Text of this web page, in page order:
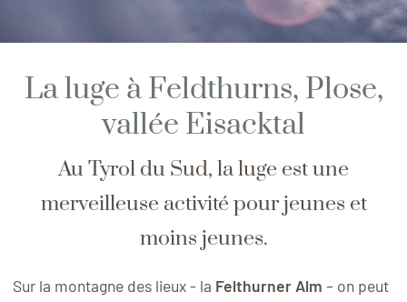
La luge à Feldthurns, Plose,
vallée Eisacktal
Au Tyrol du Sud, la luge est une
merveilleuse activité pour jeunes et
moins jeunes.
Sur la montagne des lieux - la Felthurner Alm– on peut